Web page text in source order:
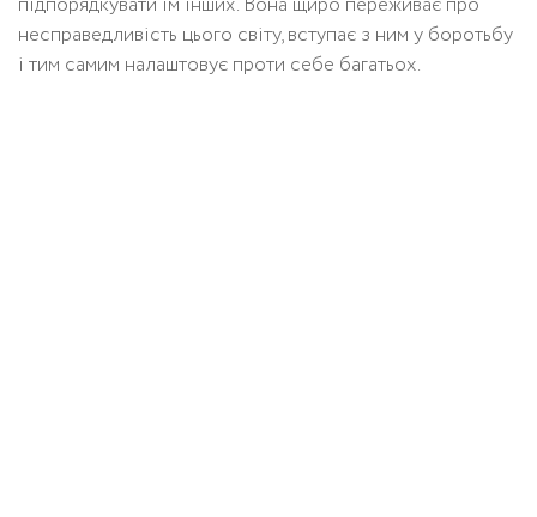
несправедливість цього світу, вступає з ним у боротьбу
і тим самим налаштовує проти себе багатьох.